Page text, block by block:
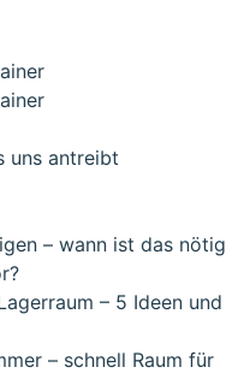
uns antreibt
– wann ist das nötig
– 5 Ideen und
– schnell Raum für